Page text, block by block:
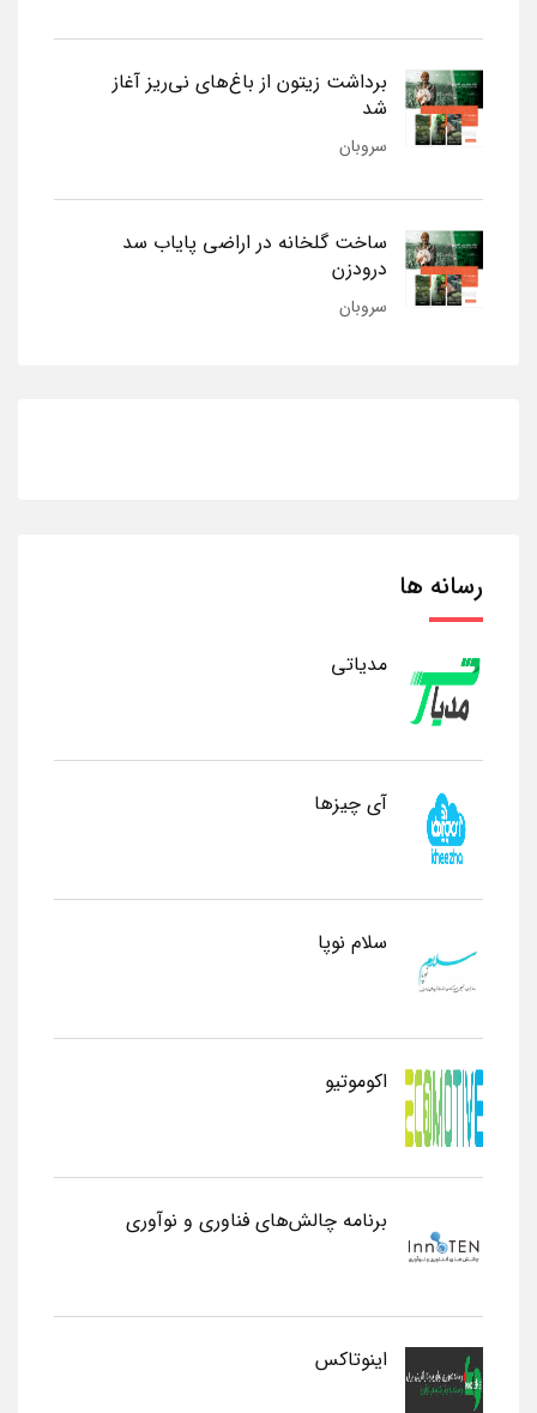
برداشت زیتون از باغ‌های نی‌ریز آغاز
شد
سروبان
ساخت گلخانه در اراضی پایاب سد
درودزن
سروبان
رسانه ها
مدیاتی
آی چیزها
سلام نوپا
اکوموتیو
برنامه چالش‌های فناوری و نوآوری
اینوتاکس